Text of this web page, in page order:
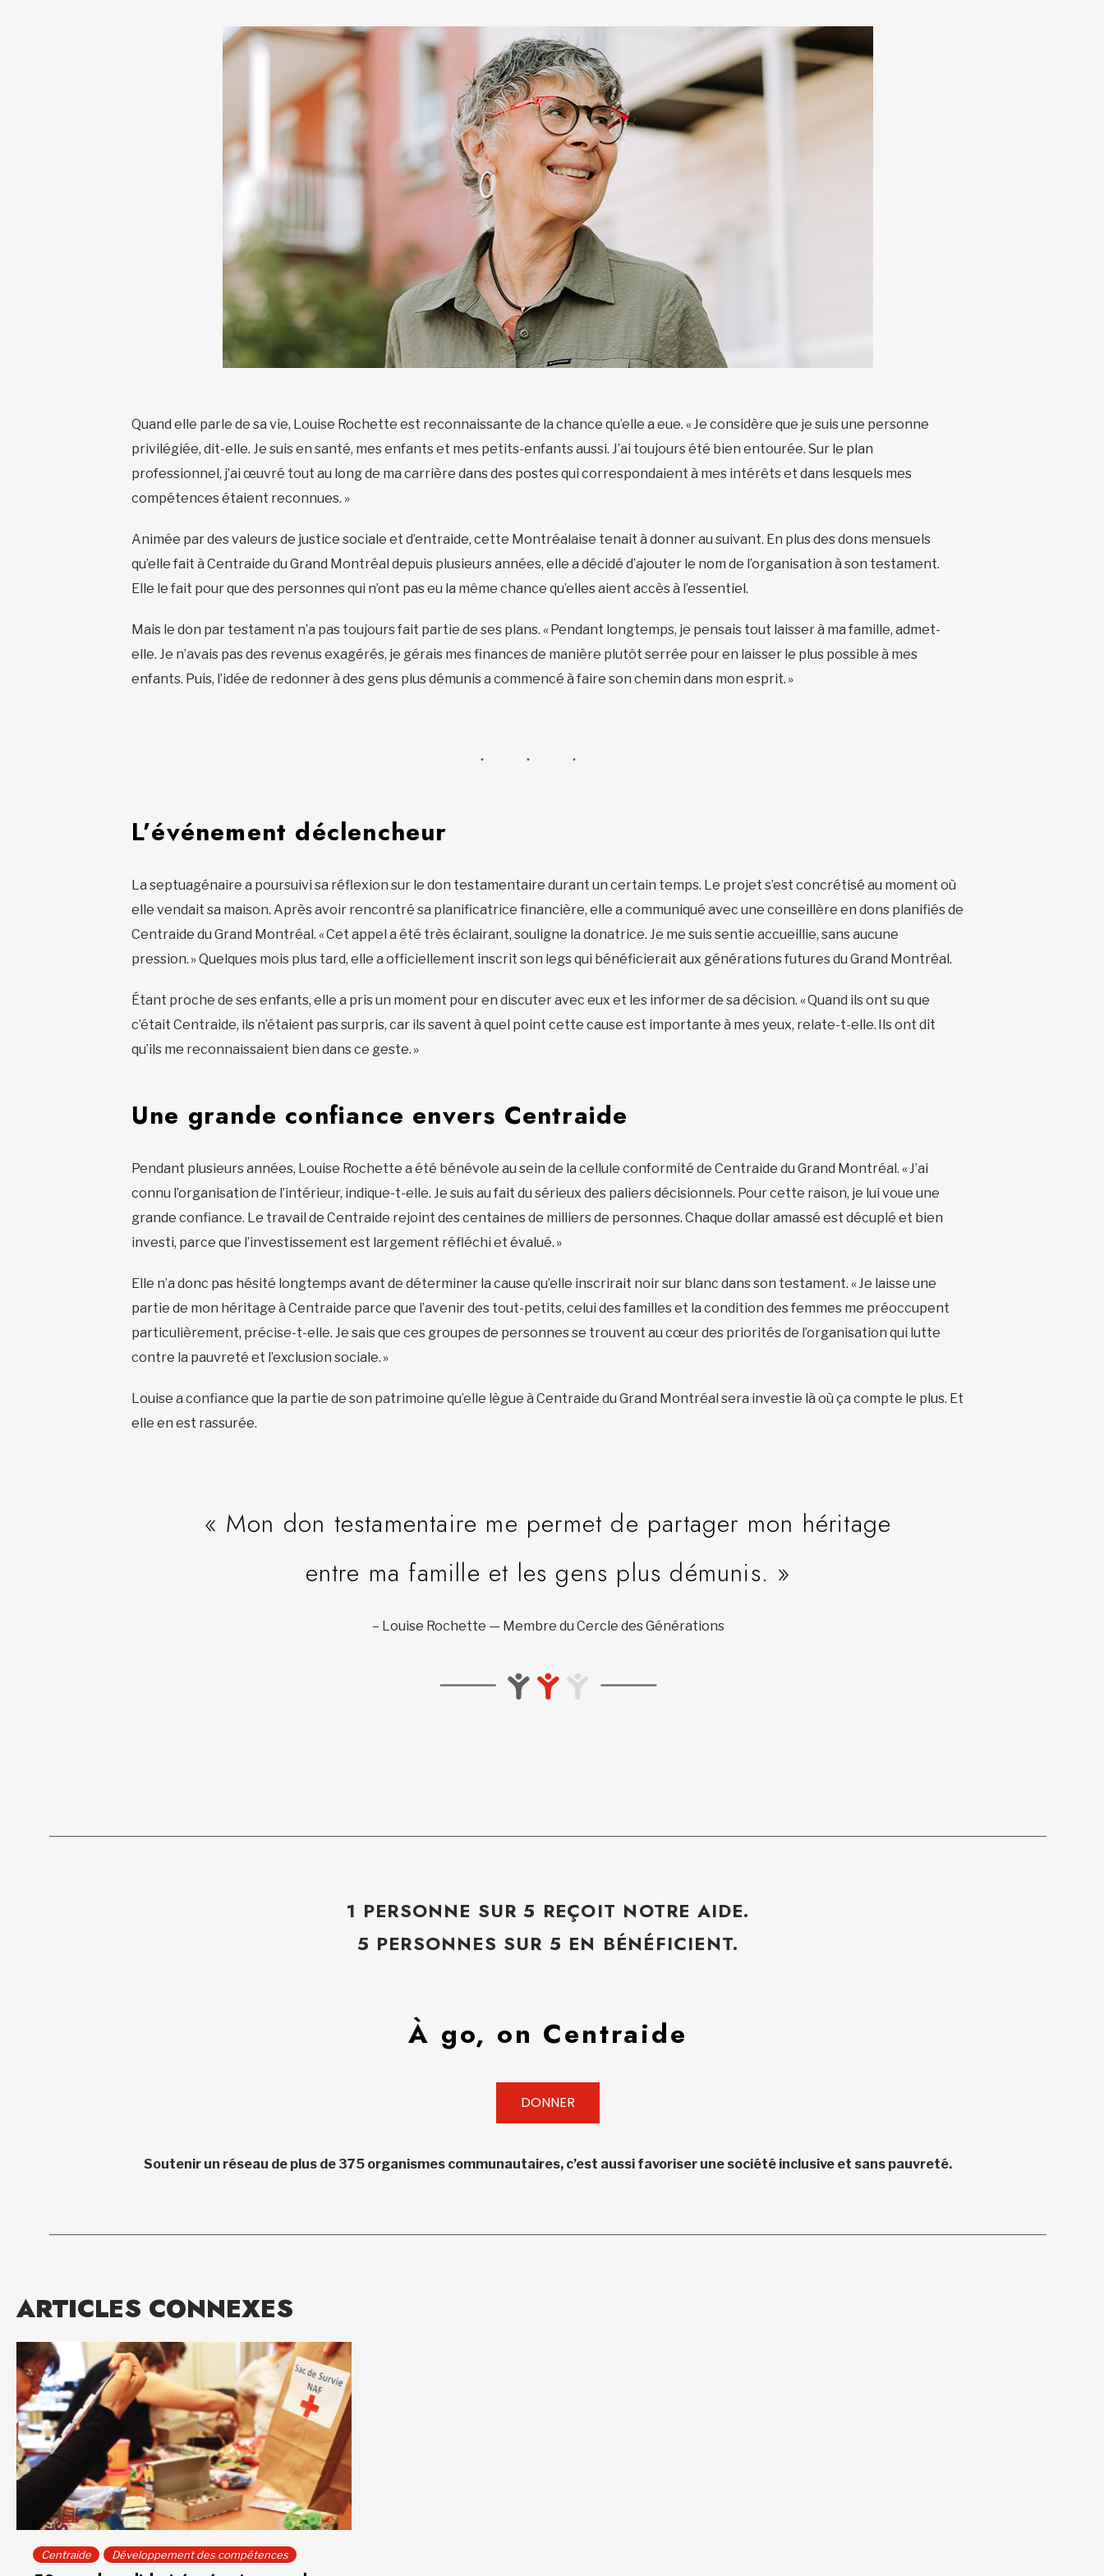
Quand elle parle de sa vie, Louise Rochette est reconnaissante de la chance qu’elle a eue. « Je considère que je suis une personne
privilégiée, dit-elle. Je suis en santé, mes enfants et mes petits-enfants aussi. J’ai toujours été bien entourée. Sur le plan
professionnel, j’ai œuvré tout au long de ma carrière dans des postes qui correspondaient à mes intérêts et dans lesquels mes
compétences étaient reconnues. »
Animée par des valeurs de justice sociale et d’entraide, cette Montréalaise tenait à donner au suivant. En plus des dons mensuels
qu’elle fait à Centraide du Grand Montréal depuis plusieurs années, elle a décidé d’ajouter le nom de l’organisation à son testament.
Elle le fait pour que des personnes qui n’ont pas eu la même chance qu’elles aient accès à l’essentiel.
Mais le don par testament n’a pas toujours fait partie de ses plans. « Pendant longtemps, je pensais tout laisser à ma famille, admet-
elle. Je n’avais pas des revenus exagérés, je gérais mes finances de manière plutôt serrée pour en laisser le plus possible à mes
enfants. Puis, l’idée de redonner à des gens plus démunis a commencé à faire son chemin dans mon esprit. »
L’événement déclencheur
La septuagénaire a poursuivi sa réflexion sur le don testamentaire durant un certain temps. Le projet s’est concrétisé au moment où
elle vendait sa maison. Après avoir rencontré sa planificatrice financière, elle a communiqué avec une conseillère en dons planifiés de
Centraide du Grand Montréal. « Cet appel a été très éclairant, souligne la donatrice. Je me suis sentie accueillie, sans aucune
pression. » Quelques mois plus tard, elle a officiellement inscrit son legs qui bénéficierait aux générations futures du Grand Montréal.
Étant proche de ses enfants, elle a pris un moment pour en discuter avec eux et les informer de sa décision. « Quand ils ont su que
c’était Centraide, ils n’étaient pas surpris, car ils savent à quel point cette cause est importante à mes yeux, relate-t-elle. Ils ont dit
qu’ils me reconnaissaient bien dans ce geste. »
Une grande confiance envers Centraide
Pendant plusieurs années, Louise Rochette a été bénévole au sein de la cellule conformité de Centraide du Grand Montréal. « J’ai
connu l’organisation de l’intérieur, indique-t-elle. Je suis au fait du sérieux des paliers décisionnels. Pour cette raison, je lui voue une
grande confiance. Le travail de Centraide rejoint des centaines de milliers de personnes. Chaque dollar amassé est décuplé et bien
investi, parce que l’investissement est largement réfléchi et évalué. »
Elle n’a donc pas hésité longtemps avant de déterminer la cause qu’elle inscrirait noir sur blanc dans son testament. « Je laisse une
partie de mon héritage à Centraide parce que l’avenir des tout-petits, celui des familles et la condition des femmes me préoccupent
particulièrement, précise-t-elle. Je sais que ces groupes de personnes se trouvent au cœur des priorités de l’organisation qui lutte
contre la pauvreté et l’exclusion sociale. »
Louise a confiance que la partie de son patrimoine qu’elle lègue à Centraide du Grand Montréal sera investie là où ça compte le plus. Et
elle en est rassurée.
« Mon don testamentaire me permet de partager mon héritage
entre ma famille et les gens plus démunis. »
– Louise Rochette — Membre du Cercle des Générations
1 PERSONNE SUR 5 REÇOIT NOTRE AIDE.
5 PERSONNES SUR 5 EN BÉNÉFICIENT.
À go, on Centraide
DONNER
Soutenir un réseau de plus de 375 organismes communautaires, c’est aussi favoriser une société inclusive et sans pauvreté.
ARTICLES CONNEXES
Centraide Développement des compétences